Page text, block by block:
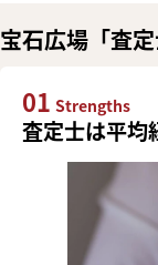
宝石広場「査
01 Strengths
査定士は平均